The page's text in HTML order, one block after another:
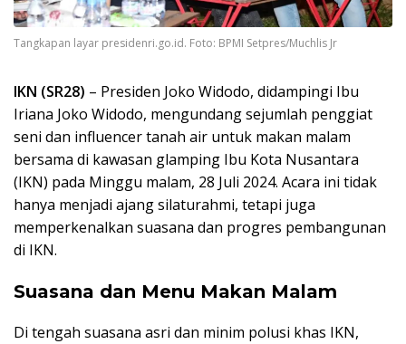
Tangkapan layar presidenri.go.id. Foto: BPMI Setpres/Muchlis Jr
IKN (SR28) – Presiden Joko Widodo, didampingi Ibu
Iriana Joko Widodo, mengundang sejumlah penggiat
seni dan influencer tanah air untuk makan malam
bersama di kawasan glamping Ibu Kota Nusantara
(IKN) pada Minggu malam, 28 Juli 2024. Acara ini tidak
hanya menjadi ajang silaturahmi, tetapi juga
memperkenalkan suasana dan progres pembangunan
di IKN.
Suasana dan Menu Makan Malam
Di tengah suasana asri dan minim polusi khas IKN,